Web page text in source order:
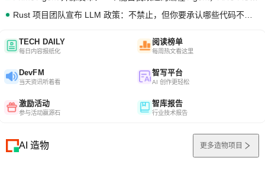
TECH DAILY
每日内容报纸化
阅读榜单
每周热文看这里
DevFM
当天资讯听着看
智写平台
AI 创作更轻松
激励活动
参与活动赢源石
智库报告
行业技术报告
AI 造物 更多造物项目